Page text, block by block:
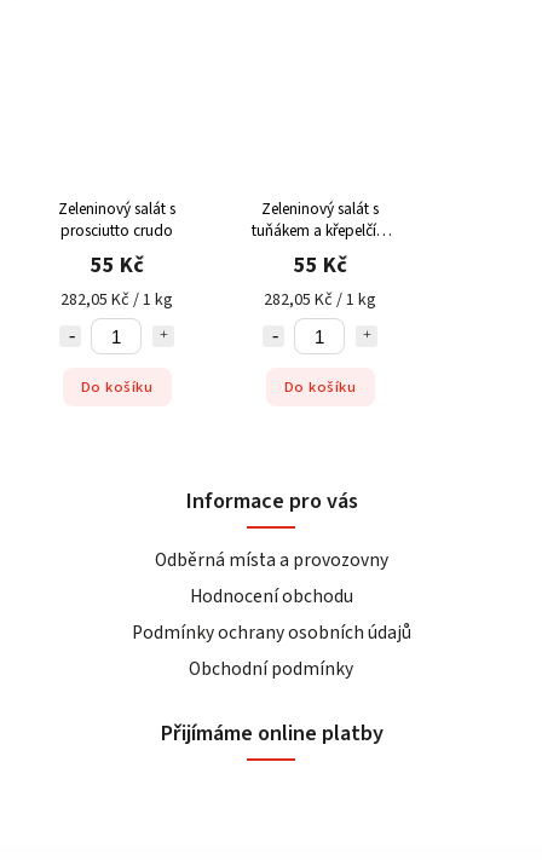
Zeleninový salát s
prosciutto crudo
55 Kč
282,05 Kč / 1 kg
Do košíku
Zeleninový salát s
tuňákem a křepelčím
vejcem
55 Kč
282,05 Kč / 1 kg
Do košíku
Informace pro vás
Odběrná místa a provozovny
Hodnocení obchodu
Podmínky ochrany osobních údajů
Obchodní podmínky
Přijímáme online platby